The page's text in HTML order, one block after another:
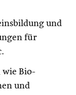
und
für
Bio-
und